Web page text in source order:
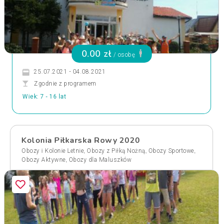
0.00 zł / osobę
25.07.2021 - 04.08.2021
Zgodnie z programem
Wiek: 7 - 16 lat
Kolonia Piłkarska Rowy 2020
Obozy i Kolonie Letnie, Obozy z Piłką Nożną, Obozy Sportowe,
Obozy Aktywne, Obozy dla Maluszków